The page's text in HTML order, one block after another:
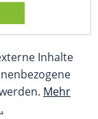
Inhalte
Mehr